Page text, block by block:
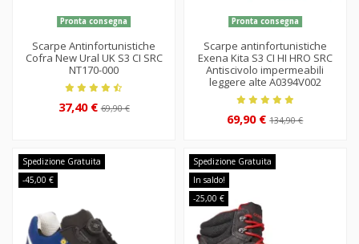
Pronta consegna
Scarpe Antinfortunistiche
Cofra New Ural UK S3 CI SRC
NT170-000
37,40 €69,90 €
Pronta consegna
Scarpe antinfortunistiche
Exena Kita S3 CI HI HRO SRC
Antiscivolo impermeabili
leggere alte A0394V002
69,90 €134,90 €
Spedizione Gratuita
-45,00 €
Spedizione Gratuita
In saldo!
-25,00 €